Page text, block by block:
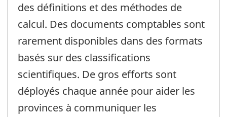
des définitions et des méthodes de
calcul. Des documents comptables sont
rarement disponibles dans des formats
basés sur des classifications
scientifiques. De gros efforts sont
déployés chaque année pour aider les
provinces à communiquer les